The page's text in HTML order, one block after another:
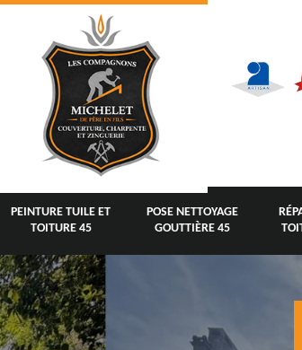
PEINTURE TUILE ET
TOITURE 45
POSE NETTOYAGE
GOUTTIÈRE 45